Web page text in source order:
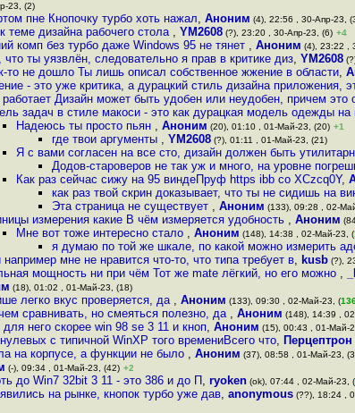
23, (2)
пне Кнопочку турбо хоть нажал, Аноним (4), 22:56 , 30-Апр-23,
теме дизайна рабочего стола , YM2608 (?), 23:20 , 30-Апр-23, (6) +4
комп без турбо даже Windows 95 не тянет , Аноним (4), 23:22 ,
что ты уязвлён, следовательно я прав в критике диз, YM2608
то не дошло Ты лишь описал собственное жжение в области,
- это уже критика, а дурацкий стиль дизайна приложения,
работает Дизайн может быть удобен или неудобен, причем это
задач в стиле макоси - это как дурацкая модель одежды на
Надеюсь ты просто пьян , Аноним (20), 01:10 , 01-Май-23, (20) +1
где твои аргументы , YM2608 (?), 01:11 , 01-Май-23, (21)
Я с вами согласен на все сто, дизайн должен быть
Додов-староверов не так уж и много, на уровне
Как раз сейчас сижу на 95 виндеПруф https ibb co XCzcq0Y,
как раз твой скрин доказывает, что ты не сидишь на
Эта страница не существует , Аноним (133), 09:28 , 02-
измерения какие В чём измеряется удобность , Аноним
Мне вот тоже интересно стало , Аноним (148), 14:38 , 02-Май-23, (
я думаю по той же шкале, по какой можно измерить
мне не нравится что-то, что типа требует в, kusb (?),
мощность ни при чём Тот же mate лёгкий, но его можно ,
(18), 01:02 , 01-Май-23, (18)
легко вкус проверяется, да , Аноним (133), 09:30 , 02-Май-23, (
сравнивать, но смеяться полезно, да , Аноним (148), 14:39 ,
него скорее win 98 se 3 11 и кноп, Аноним (15), 00:43 , 01-Май-
с типичной WinXP того времениВсего что, Перцептрон
на корпусе, а функции не было , Аноним (37), 08:58 , 01-Май-23,
(-), 09:34 , 01-Май-23, (42) +2
до Win7 32bit 3 11 - это 386 и до П, ryoken (ok), 07:44 , 02-Май-23, (
на рынке, кнопок турбо уже дав, anonymous (??), 18:24 ,